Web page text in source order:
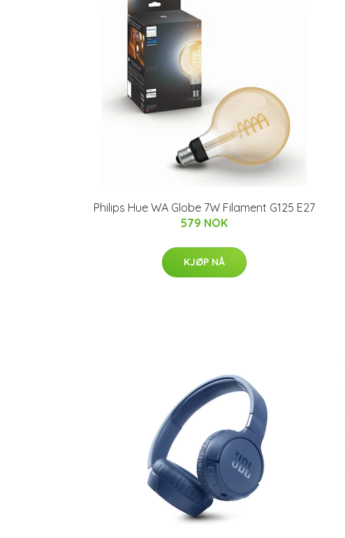
Philips Hue WA Globe 7W Filament G125 E27
579 NOK
KJØP NÅ